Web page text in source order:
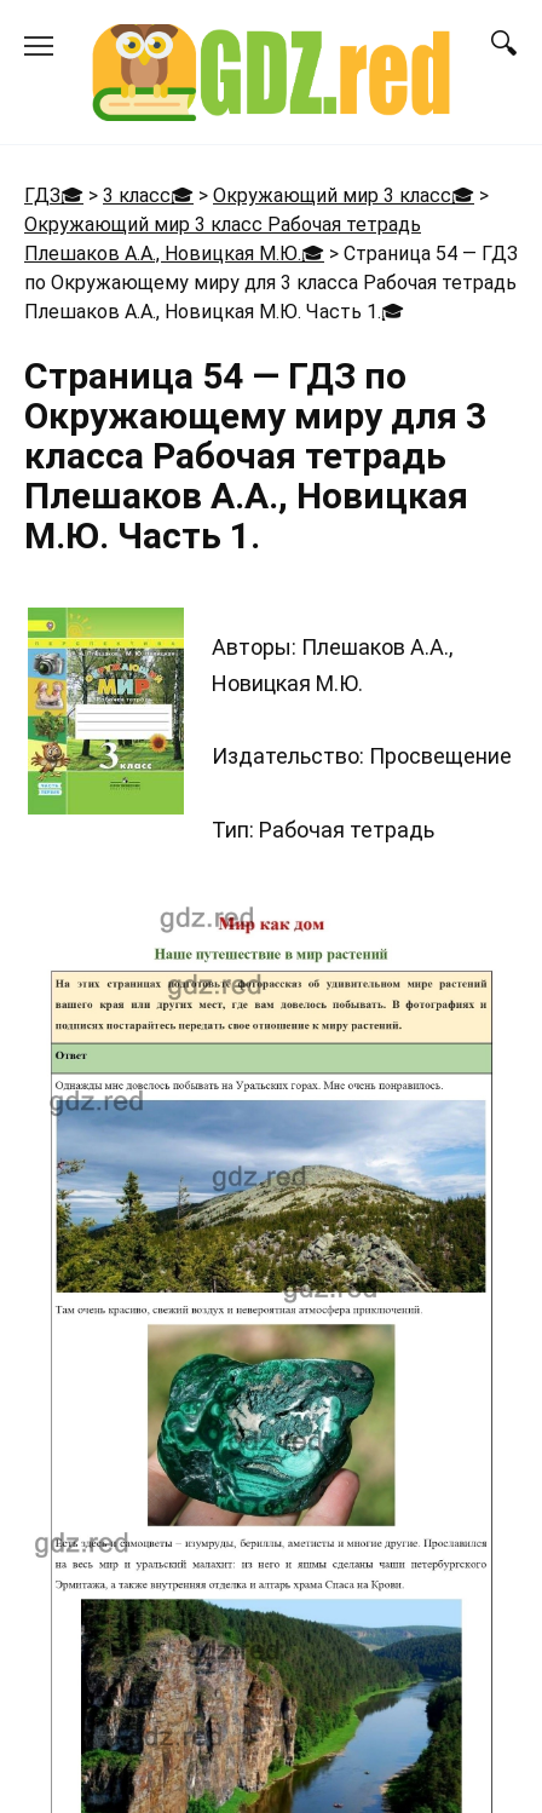
ГДЗ🎓 > 3 класс🎓 > Окружающий мир 3 класс🎓 >
Окружающий мир 3 класс Рабочая тетрадь
Плешаков А.А., Новицкая М.Ю.🎓 > Страница 54 — ГДЗ
по Окружающему миру для 3 класса Рабочая тетрадь
Плешаков А.А., Новицкая М.Ю. Часть 1.🎓
Страница 54 — ГДЗ по
Окружающему миру для 3
класса Рабочая тетрадь
Плешаков А.А., Новицкая
М.Ю. Часть 1.
Авторы: Плешаков А.А.,
Новицкая М.Ю.
Издательство: Просвещение
Тип: Рабочая тетрадь